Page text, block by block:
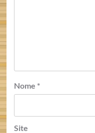
Nome *
Site